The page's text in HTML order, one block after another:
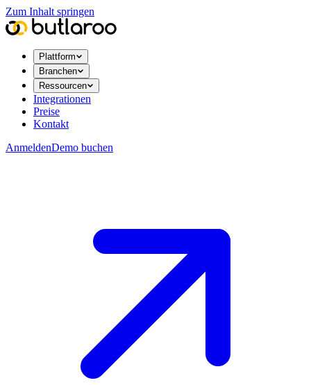
Zum Inhalt springen
Plattform
Branchen
Ressourcen
Integrationen
Preise
Kontakt
AnmeldenDemo buchen